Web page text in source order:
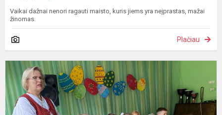
Vaikai dažnai nenori ragauti maisto, kuris jiems yra neįprastas, mažai
žinomas.
Plačiau